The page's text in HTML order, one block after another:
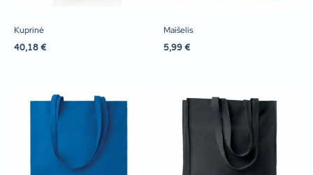
Kuprinė
40,18 €
Maišelis
5,99 €